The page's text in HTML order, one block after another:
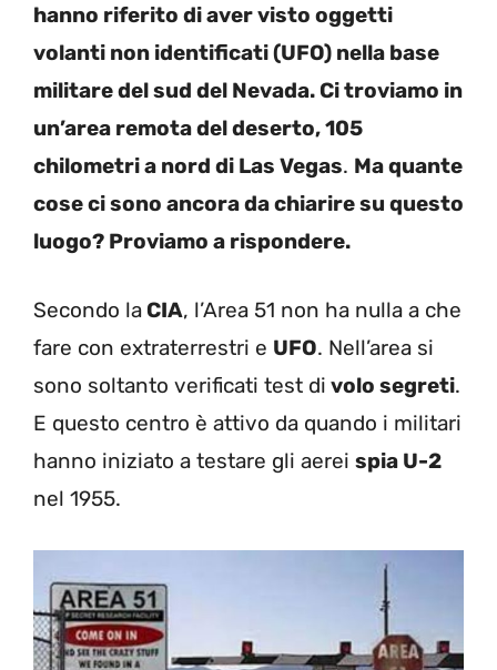
hanno riferito di aver visto oggetti
volanti non identificati (UFO) nella base
militare del sud del Nevada. Ci troviamo in
un’area remota del deserto, 105
chilometri a nord di Las Vegas. Ma quante
cose ci sono ancora da chiarire su questo
luogo? Proviamo a rispondere.
Secondo laCIA, l’Area 51 non ha nulla a che
fare con extraterrestri e UFO. Nell’area si
sono soltanto verificati test di volo segreti.
E questo centro è attivo da quando i militari
hanno iniziato a testare gli aerei spia U-2
nel 1955.